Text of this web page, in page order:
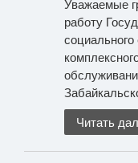
Уважаемые
работу
Читать